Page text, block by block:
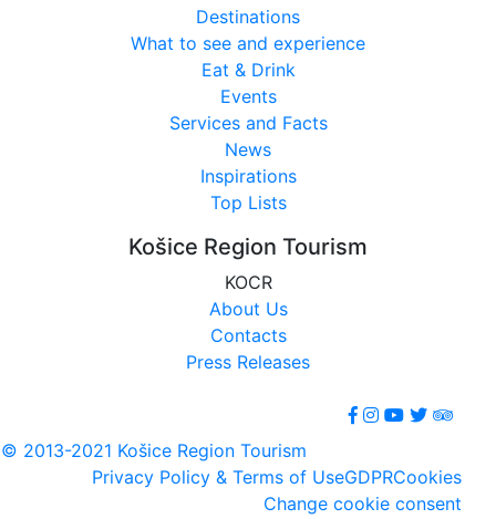
Destinations
What to see and experience
Eat & Drink
Events
Services and Facts
News
Inspirations
Top Lists
Košice Region Tourism
KOCR
About Us
Contacts
Press Releases
© 2013-2021 Košice Region Tourism
Privacy Policy & Terms of UseGDPRCookies
Change cookie consent